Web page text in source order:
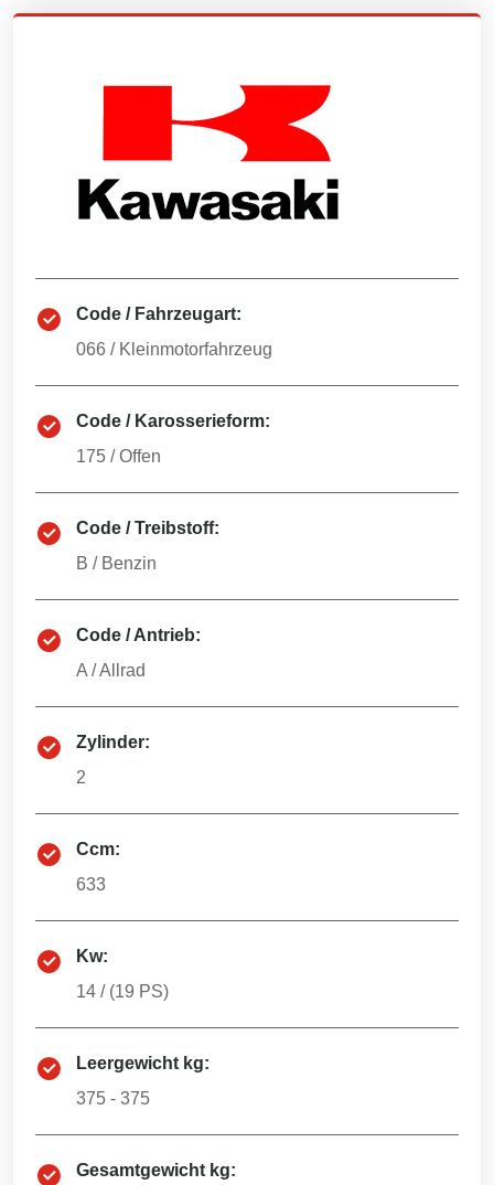
Code / Fahrzeugart:
066 / Kleinmotorfahrzeug
Code / Karosserieform:
175 /Offen
Code / Treibstoff:
B / Benzin
Code / Antrieb:
A /Allrad
Zylinder:
2
Ccm:
633
Kw:
14 / (19 PS)
Leergewicht kg:
375 - 375
Gesamtgewicht kg: